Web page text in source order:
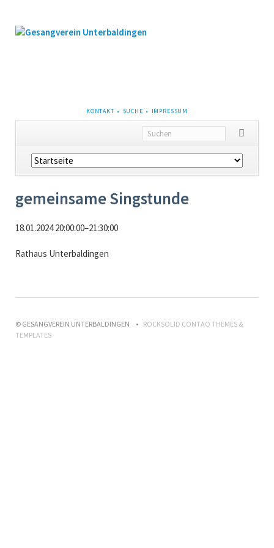
NAVIGATION
ÜBERSPRINGEN
KONTAKT SUCHE IMPRESSUM
Navigation
überspringen
gemeinsame Singstunde
18.01.2024 20:00:00–21:30:00
Rathaus Unterbaldingen
© GESANGVEREIN UNTERBALDINGEN
ROCKSOLID CONTAO THEMES &
TEMPLATES